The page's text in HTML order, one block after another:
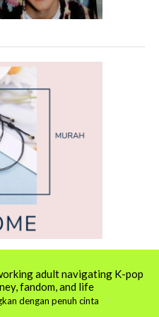
adult navigating K-pop
fandom, and life
dengan penuh cinta